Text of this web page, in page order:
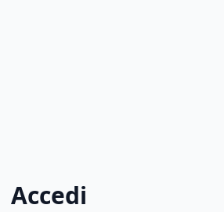
Accedi